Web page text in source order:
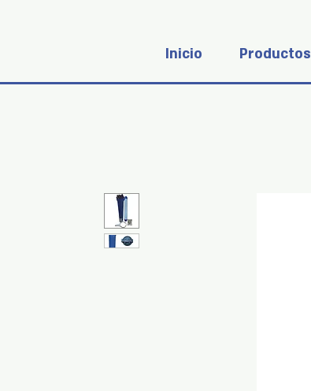
Inicio Productos